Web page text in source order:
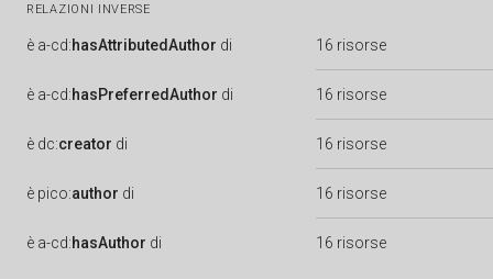
RELAZIONI INVERSE
è a-cd:hasAttributedAuthor di 16 risorse
è a-cd:hasPreferredAuthor di 16 risorse
è dc:creator di 16 risorse
è pico:author di 16 risorse
è a-cd:hasAuthor di 16 risorse